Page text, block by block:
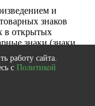
и
знаков
в открытых
знаки (знаки
работу сайта.
с Политикой